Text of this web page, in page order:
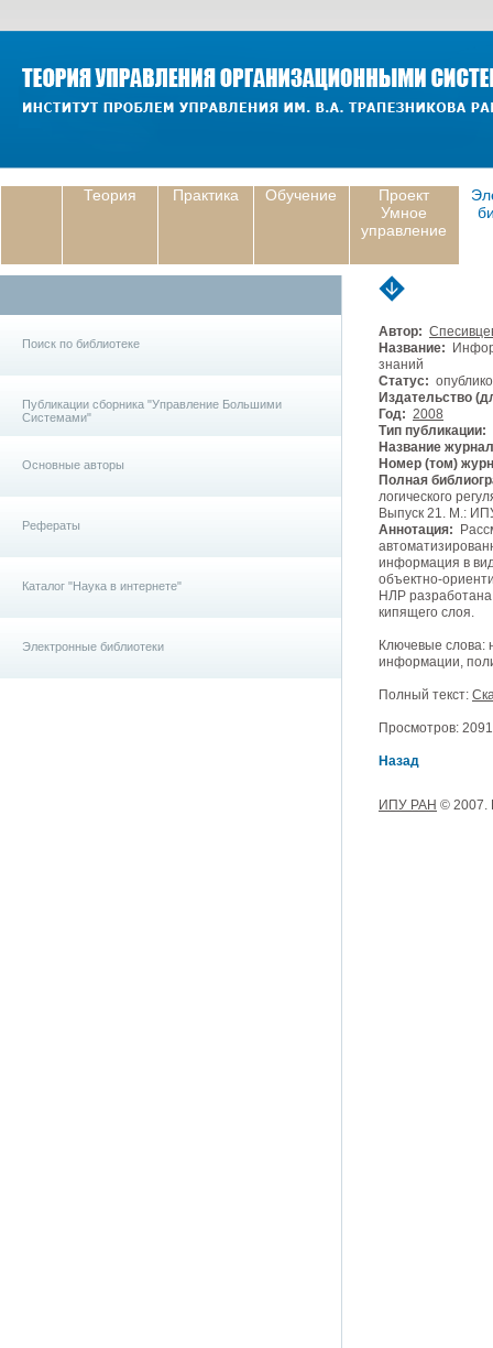
Теория Практика Обучение
Проект
Умное
управление
Поиск по библиотеке
Публикации сборника "Управление Большими
Системами"
Основные авторы
Рефераты
Каталог "Наука в интернете"
Электронные библиотеки
Автор:
Название:
знаний
Статус:
Издательство
Год: 2008
Тип публикации:
Название
Номер (том)
Полная
логического
Выпуск 21. М.:
Аннотация:
информация в
объектно-
НЛР разработана
кипящего слоя.
Ключевые слова:
информации,
Полный текст:
Просмотров:
Назад
ИПУ РАН © 2007.